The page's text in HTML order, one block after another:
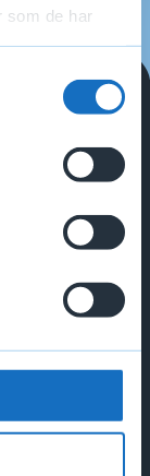
som de har